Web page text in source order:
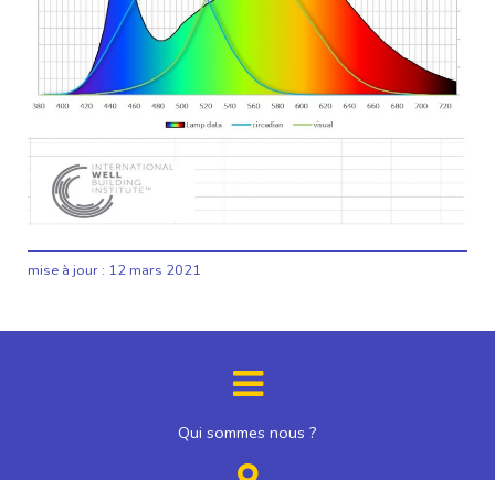
mise à jour : 12 mars 2021
Qui sommes nous ?